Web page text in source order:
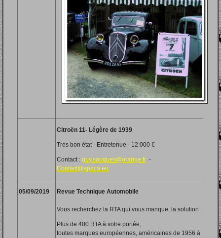
Citroën 11- Légère de 1939
Très bon état - Entretenue - 12 000 €
Contact :guy.sauques@orange.fr -
Contact@apaca.eu
05/09/2019 Revue Technique Automobile
Vous recherchez la RTA qui vous manque, la solution :
Plus de 400 RTA à votre portée,
toutes marques européennes, américaines de 1956 à